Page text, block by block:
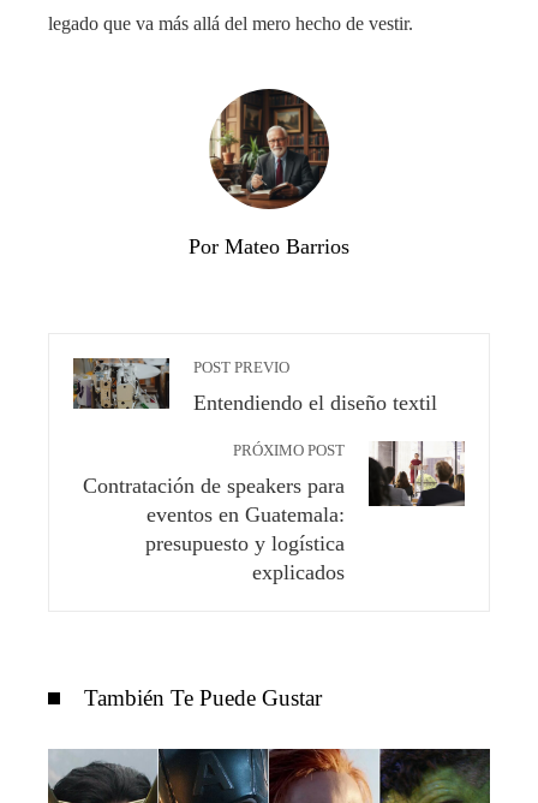
legado que va más allá del mero hecho de vestir.
Por Mateo Barrios
POST PREVIO
Entendiendo el diseño textil
PRÓXIMO POST
Contratación de speakers para
eventos en Guatemala:
presupuesto y logística
explicados
También Te Puede Gustar